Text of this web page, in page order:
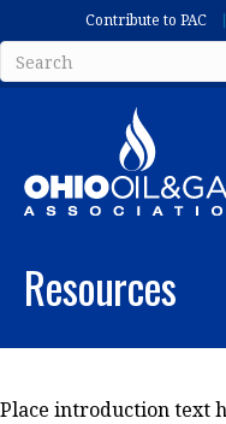
Contribute to PAC
Resources
Place introduction text